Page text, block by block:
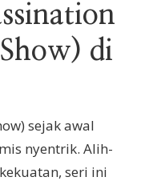
di
sejak awal
nyentrik. Alih-
seri ini